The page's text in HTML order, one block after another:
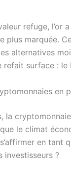
refuge, l’or
plus marquée.
alternatives
refait surface : le
en
la
le climat
en tant
investisseurs ?